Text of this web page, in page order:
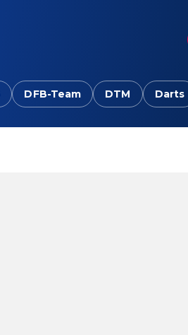
DFB-Team DTM Darts